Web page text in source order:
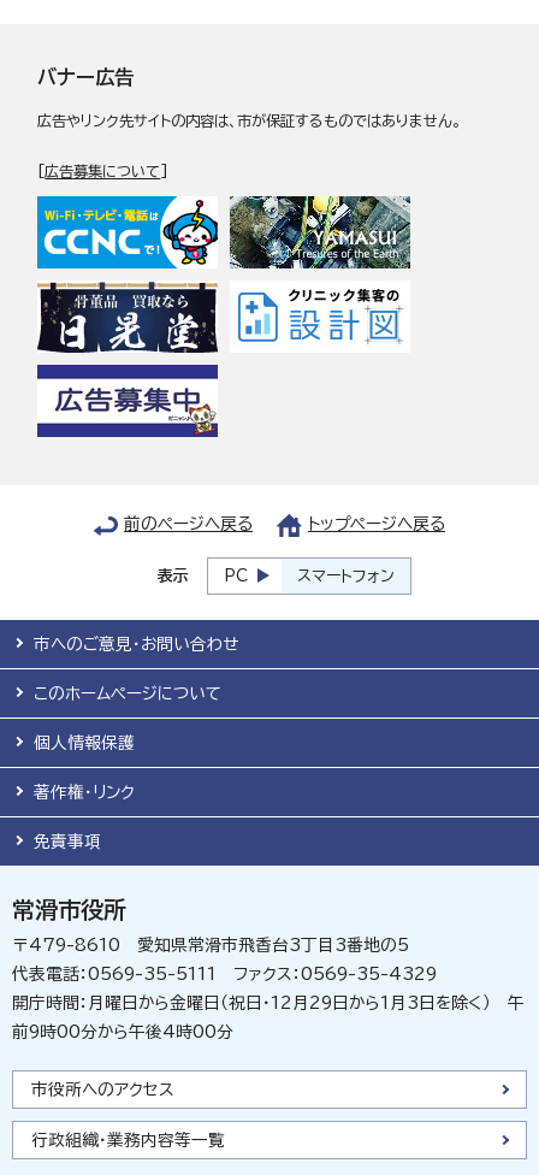
バナー広告
広告やリンク先サイトの内容は、市が保証するものではありません。
[広告募集について
前のページへ戻る トップページへ戻る
表示 PC スマートフォン
市へのご意見・お問い合わせ
このホームページについて
個人情報保護
著作権・リンク
免責事項
常滑市役所
〒479-8610 愛知県常滑市飛香台3丁目3番地の5
代表電話：0569-35-5111 ファクス：0569-35-4329
開庁時間：月曜日から金曜日（祝日・12月29日から1月3日を除く） 午
前9時00分から午後4時00分
市役所へのアクセス
行政組織・業務内容等一覧